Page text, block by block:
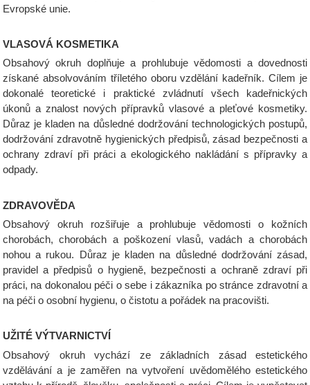
Evropské unie.
VLASOVÁ KOSMETIKA
Obsahový okruh doplňuje a prohlubuje vědomosti a dovednosti
získané absolvováním tříletého oboru vzdělání kadeřník. Cílem je
dokonalé teoretické i praktické zvládnutí všech kadeřnických
úkonů a znalost nových přípravků vlasové a pleťové kosmetiky.
Důraz je kladen na důsledné dodržování technologických postupů,
dodržování zdravotně hygienických předpisů, zásad bezpečnosti a
ochrany zdraví při práci a ekologického nakládání s přípravky a
odpady.
ZDRAVOVĚDA
Obsahový okruh rozšiřuje a prohlubuje vědomosti o kožních
chorobách, chorobách a poškození vlasů, vadách a chorobách
nohou a rukou. Důraz je kladen na důsledné dodržování zásad,
pravidel a předpisů o hygieně, bezpečnosti a ochraně zdraví při
práci, na dokonalou péči o sebe i zákazníka po stránce zdravotní a
na péči o osobní hygienu, o čistotu a pořádek na pracovišti.
UŽITÉ VÝTVARNICTVÍ
Obsahový okruh vychází ze základních zásad estetického
vzdělávání a je zaměřen na vytvoření uvědomělého estetického